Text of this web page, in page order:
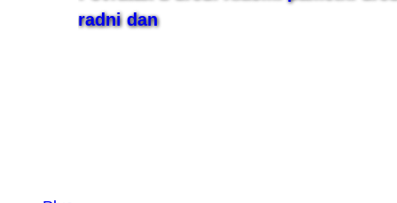
radni dan